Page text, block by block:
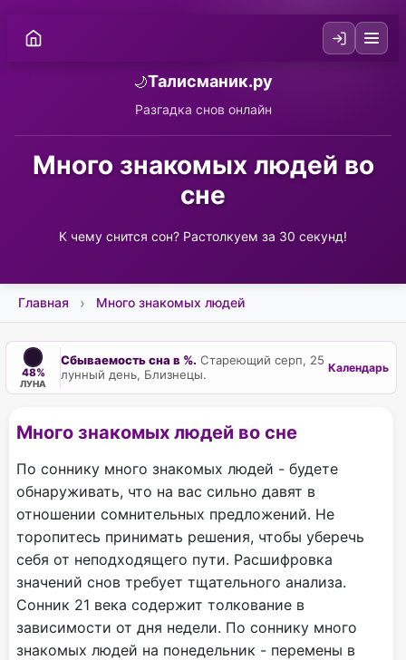
🌙Талисманик.ру
Разгадка снов онлайн
Много знакомых людей во
сне
К чему снится сон? Растолкуем за 30 секунд!
Главная Много знакомых людей
48%
ЛУНА
Сбываемость сна в %. Стареющий серп, 25
лунный день, Близнецы.
Календарь
Много знакомых людей во сне
По соннику много знакомых людей - будете
обнаруживать, что на вас сильно давят в
отношении сомнительных предложений. Не
торопитесь принимать решения, чтобы уберечь
себя от неподходящего пути. Расшифровка
значений снов требует тщательного анализа.
Сонник 21 века содержит толкование в
зависимости от дня недели. По соннику много
знакомых людей на понедельник - перемены в